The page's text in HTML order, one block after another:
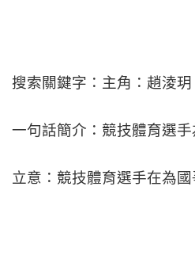
搜索關鍵字：主角：趙淩
一句話簡介：競技體育選
立意：競技體育選手在為